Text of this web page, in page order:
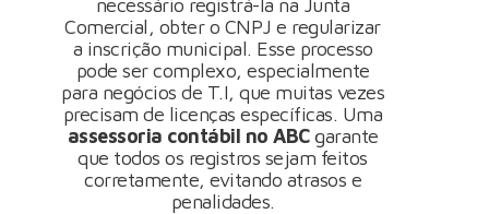
necessário registrá-la na Junta
Comercial, obter o CNPJ e regularizar
a inscrição municipal. Esse processo
pode ser complexo, especialmente
para negócios de T.I, que muitas vezes
precisam de licenças específicas. Uma
assessoria contábil no ABCgarante
que todos os registros sejam feitos
corretamente, evitando atrasos e
penalidades.